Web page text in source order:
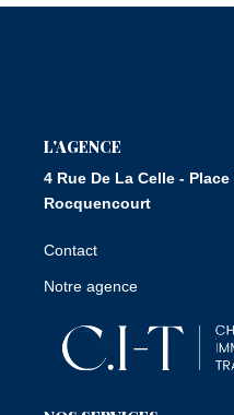
L'AGENCE
4 Rue De La Celle -
Rocquencourt
Contact
Notre agence